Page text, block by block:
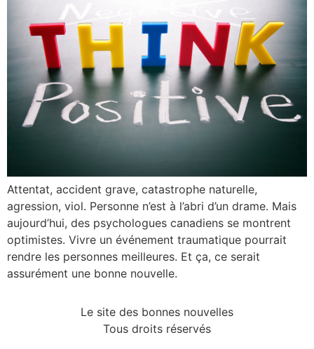
Attentat, accident grave, catastrophe naturelle,
agression, viol. Personne n’est à l’abri d’un drame. Mais
aujourd’hui, des psychologues canadiens se montrent
optimistes. Vivre un événement traumatique pourrait
rendre les personnes meilleures. Et ça, ce serait
assurément une bonne nouvelle.
Le site des bonnes nouvelles
Tous droits réservés